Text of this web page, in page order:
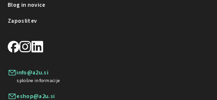
Blog in novice
Zaposlitev
info@a2u.si
splošne informacije
eshop@a2u.si